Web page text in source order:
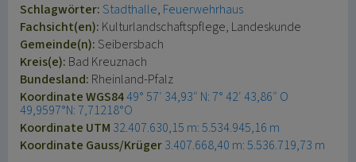
Schlagwörter: Stadthalle Feuerwehrhaus
Fachsicht(en): Kulturlandschaftspflege, Landeskunde
Gemeinde(n): Seibersbach
Kreis(e): Bad Kreuznach
Bundesland: Rheinland-Pfalz
Koordinate WGS8449° 57′ 34,93″ N: 7° 42′ 43,86″ O
49,9597°N: 7,71218°O
Koordinate UTM 32.407.630,15 m: 5.534.945,16 m
Koordinate Gauss/Krüger3.407.668,40 m: 5.536.719,73 m